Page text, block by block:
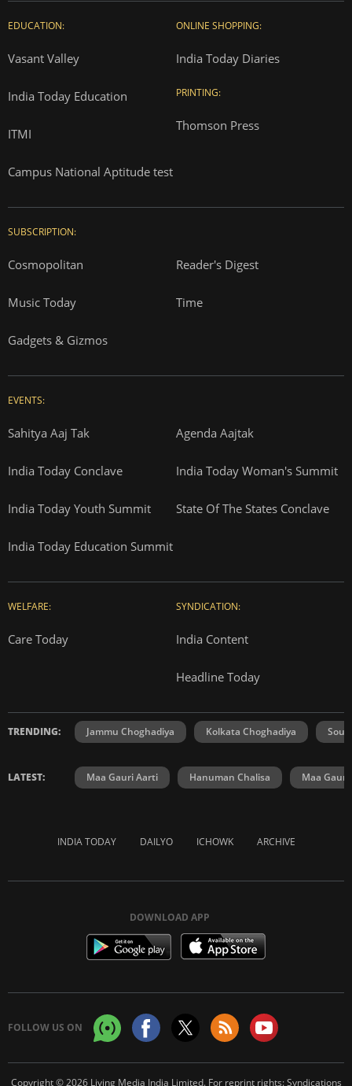
EDUCATION:
Vasant Valley
India Today Education
ITMI
Campus National Aptitude test
ONLINE SHOPPING:
India Today Diaries
PRINTING:
Thomson Press
SUBSCRIPTION:
Cosmopolitan Reader's Digest
Music Today Time
Gadgets & Gizmos
EVENTS:
Sahitya Aaj Tak Agenda Aajtak
India Today Conclave India Today Woman's Summit
India Today Youth Summit State Of The States Conclave
India Today Education Summit
WELFARE:
Care Today
SYNDICATION:
India Content
Headline Today
TRENDING: Jammu Choghadiya Kolkata Choghadiya
LATEST: Maa Gauri Aarti Hanuman Chalisa Maa Gauri
INDIA TODAY DAILYO ICHOWK ARCHIVE
DOWNLOAD APP
FOLLOW US ON
Copyright © 2026 Living Media India Limited. For reprint rights:Syndications